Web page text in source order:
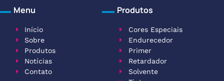
Menu
Início
Sobre
Produtos
Notícias
Contato
Produtos
Cores Especiais
Endurecedor
Primer
Retardador
Solvente